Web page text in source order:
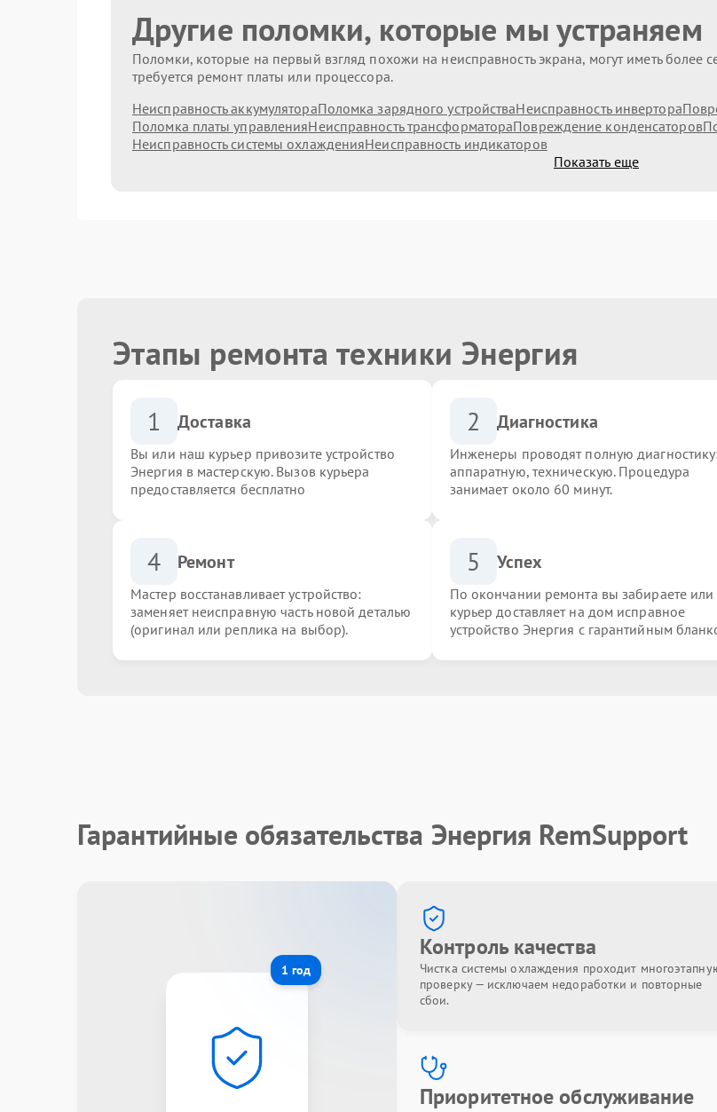
Другие поломки, которые мы устраняем
Поломки, которые на первый взгляд похожи на неисправность экрана, могут иметь
требуется ремонт платы или процессора.
Неисправность аккумулятораПоломка зарядного устройстваНеисправность инвертора
Поломка платы управленияНеисправность трансформатораПовреждение конденсаторов
Неисправность системы охлажденияНеисправность индикаторов
Показать еще
Этапы ремонта техники Энергия
1 Доставка
Вы или наш курьер привозите устройство
Энергия в мастерскую. Вызов курьера
предоставляется бесплатно
2 Диагностика
Инженеры проводят полную
аппаратную, техническую. Процедура
занимает около 60 минут.
4 Ремонт
Мастер восстанавливает устройство:
заменяет неисправную часть новой деталью
(оригинал или реплика на выбор).
5 Успех
По окончании ремонта вы забираете или
курьер доставляет на дом исправное
устройство Энергия с гарантийным
Гарантийные обязательства Энергия RemSupport
1 год
Контроль качества
Чистка системы охлаждения проходит
проверку — исключаем недоработки и повторные
сбои.
Приоритетное обслуживание